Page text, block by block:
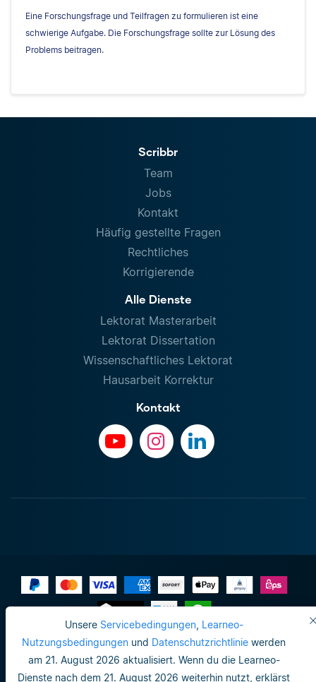
Unsere Servicebedingungen, Learneo-
Nutzungsbedingungen und Datenschutzrichtlinie werden
am 21. August 2026 aktualisiert. Wenn du die Learneo-
Dienste nach dem 21. August 2026 weiterhin nutzt, erklärst
Eine Forschungsfrage und Teilfragen zu formulieren ist eine
schwierige Aufgabe. Die Forschungsfrage sollte zur Lösung des
Problems beitragen.
Scribbr
Team
Jobs
Kontakt
Häufig gestellte Fragen
Rechtliches
Korrigierende
Alle Dienste
Lektorat Masterarbeit
Lektorat Dissertation
Wissenschaftliches Lektorat
Hausarbeit Korrektur
Kontakt
Impressum
Do not sell or share my personal info